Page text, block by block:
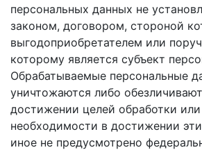
персональных данных не
законом, договором, стороной
выгодоприобретателем или
которому является субъект
Обрабатываемые персональные
уничтожаются либо
достижении целей обработки
необходимости в достижении
иное не предусмотрено